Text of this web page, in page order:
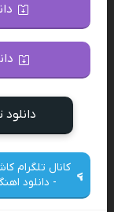
کانال تلگرام
- دانلود